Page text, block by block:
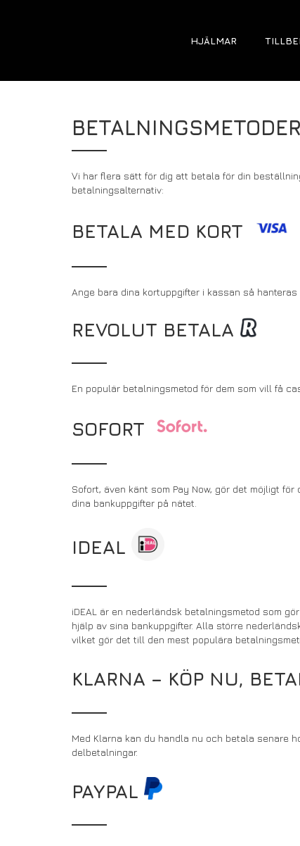
HJÄLMAR
BETALNINGSMETODER
Vi har flera sätt för dig att betala för din
betalningsalternativ:
BETALA MED KORT
Ange bara dina kortuppgifter i kassan så
REVOLUT BETALA
En populär betalningsmetod för dem som vill få
SOFORT
Sofort, även känt som Pay Now, gör det möjligt
dina bankuppgifter på nätet.
IDEAL
iDEAL är en nederländsk betalningsmetod som
hjälp av sina bankuppgifter. Alla större
vilket gör det till den mest populära
KLARNA – KÖP NU,
Med Klarna kan du handla nu och betala senare
delbetalningar.
PAYPAL